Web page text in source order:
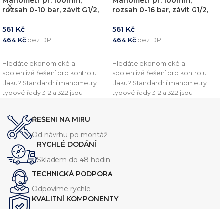
rozsah 0-10 bar, závit G1/2,
561 Kč
464 Kč bez DPH
Hledáte ekonomické a
spolehlivé řešení pro kontrolu
tlaku? Standardní manometry
typové řady 312 a 322 jsou
přesnost a shodu s evropskými
standardy. Tyto přístroje jsou
plně v souladu s normou EN837-1
rozsah 0-16 bar, závit G1/2,
561 Kč
464 Kč bez DPH
Hledáte ekonomické a
spolehlivé řešení pro kontrolu
tlaku? Standardní manometry
typové řady 312 a 322 jsou
ŘEŠENÍ NA MÍRU
Od návrhu po montáž
RYCHLÉ DODÁNÍ
Skladem do 48 hodin
TECHNICKÁ PODPORA
Odpovíme rychle
KVALITNÍ KOMPONENTY